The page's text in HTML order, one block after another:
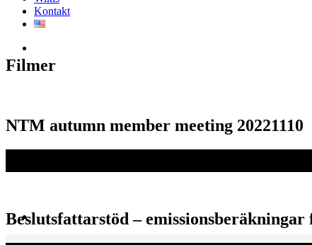
Kontakt
Filmer
NTM autumn member meeting 20221110
Beslutsfattarstöd –